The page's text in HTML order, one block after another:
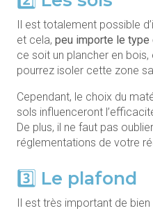
Il est totalement possible
et cela, peu importe le type
ce soit un plancher en
pourrez isoler cette zone
Cependant, le choix du
sols influenceront
De plus, il ne faut pas
réglementations de votre
3️⃣ Le plafond
Il est très important de